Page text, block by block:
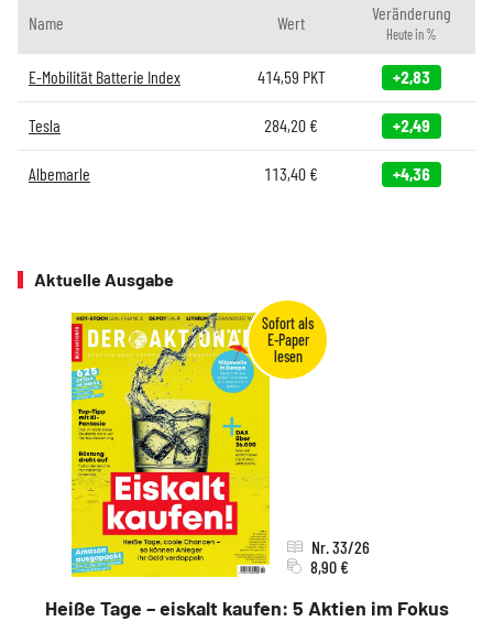
Name Wert Veränderung
Heute in %
E-Mobilität Batterie Index 414,59 PKT +2,83
Tesla 284,20 € +2,49
Albemarle 113,40 € +4,36
Aktuelle Ausgabe
Heiße Tage – eiskalt kaufen: 5 Aktien im Fokus
Nr. 33/26
8,90 €